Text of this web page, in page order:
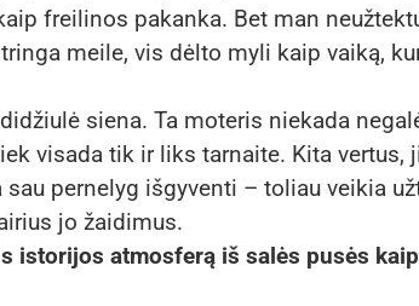
freilinos pakanka. Bet man
meile, vis dėlto myli kaip vaiką,
siena. Ta moteris niekada
visada tik ir liks tarnaite. Kita vertus,
pernelyg išgyventi – toliau veikia
jo žaidimus.
istorijos atmosferą iš salės pusės